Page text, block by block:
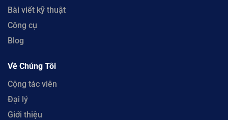
Bài viết kỹ thuật
Công cụ
Blog
Về Chúng Tôi
Cộng tác viên
Đại lý
Giới thiệu